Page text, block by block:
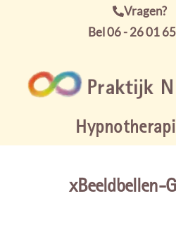
Vragen?
Bel 06 - 26 01
xBeeldbellen-